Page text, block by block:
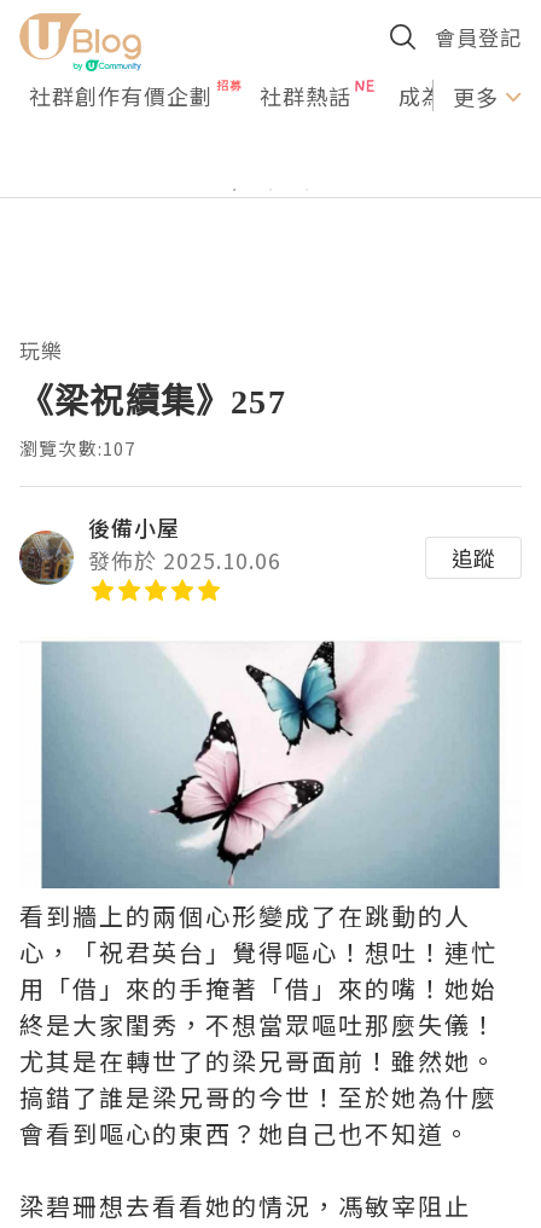
會員登記
社群創作有價企劃 社群熱話 成為U更多
玩樂
《梁祝續集》257
瀏覽次數:107
後備小屋
發佈於 2025.10.06
追蹤
看到牆上的兩個心形變成了在跳動的人
心，「祝君英台」覺得嘔心！想吐！連忙
用「借」來的手掩著「借」來的嘴！她始
終是大家閨秀，不想當眾嘔吐那麼失儀！
尤其是在轉世了的梁兄哥面前！雖然她。
搞錯了誰是梁兄哥的今世！至於她為什麼
會看到嘔心的東西？她自己也不知道。
梁碧珊想去看看她的情況，馮敏宰阻止